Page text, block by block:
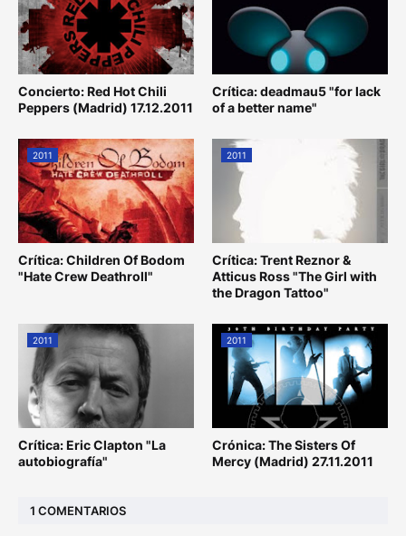
Concierto: Red Hot Chili
Peppers (Madrid) 17.12.2011
Crítica: deadmau5 "for lack
of a better name"
2011
Crítica: Children Of Bodom
"Hate Crew Deathroll"
2011
Crítica: Trent Reznor &
Atticus Ross "The Girl with
the Dragon Tattoo"
2011
Crítica: Eric Clapton "La
autobiografía"
2011
Crónica: The Sisters Of
Mercy (Madrid) 27.11.2011
1 COMENTARIOS